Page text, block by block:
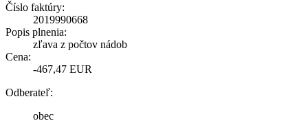
Číslo faktúry:
2019990668
Popis plnenia:
zľava z počtov nádob
Cena:
-467,47 EUR
Odberateľ:
obec